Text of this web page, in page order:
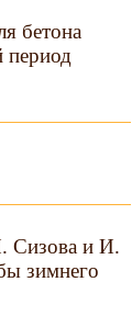
бетона
период
Сизова и И.
зимнего